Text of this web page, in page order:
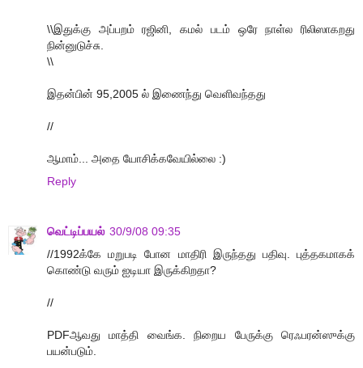
\\இதுக்கு அப்பறம் ரஜினி, கமல் படம் ஒரே நாள்ல ரிலிஸாகறது
நின்னுடுச்சு.
\\
இதன்பின் 95,2005 ல் இணைந்து வெளிவந்தது
//
ஆமாம்... அதை யோசிக்கவேயில்லை :)
Reply
வெட்டிப்பயல் 30/9/08 09:35
//1992க்கே மறுபடி போன மாதிரி இருந்தது பதிவு. புத்தகமாகக்
கொண்டு வரும் ஐடியா இருக்கிறதா?
//
PDFஆவது மாத்தி வைங்க. நிறைய பேருக்கு ரெஃபரன்ஸுக்கு
பயன்படும்.